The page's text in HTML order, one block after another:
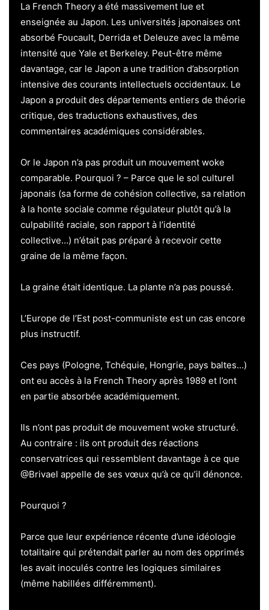
La French Theory a été massivement lue et
enseignée au Japon. Les universités japonaises ont
absorbé Foucault, Derrida et Deleuze avec la même
intensité que Yale et Berkeley. Peut-être même
davantage, car le Japon a une tradition d’absorption
intensive des courants intellectuels occidentaux. Le
Japon a produit des départements entiers de théorie
critique, des traductions exhaustives, des
commentaires académiques considérables.
Or le Japon n’a pas produit un mouvement woke
comparable. Pourquoi ? – Parce que le sol culturel
japonais (sa forme de cohésion collective, sa relation
à la honte sociale comme régulateur plutôt qu’à la
culpabilité raciale, son rapport à l’identité
collective…) n’était pas préparé à recevoir cette
graine de la même façon.
La graine était identique. La plante n’a pas poussé.
L’Europe de l’Est post-communiste est un cas encore
plus instructif.
Ces pays (Pologne, Tchéquie, Hongrie, pays baltes…)
ont eu accès à la French Theory après 1989 et l’ont
en partie absorbée académiquement.
Ils n’ont pas produit de mouvement woke structuré.
Au contraire : ils ont produit des réactions
conservatrices qui ressemblent davantage à ce que
@Brivael appelle de ses vœux qu’à ce qu’il dénonce.
Pourquoi ?
Parce que leur expérience récente d’une idéologie
totalitaire qui prétendait parler au nom des opprimés
les avait inoculés contre les logiques similaires
(même habillées différemment).